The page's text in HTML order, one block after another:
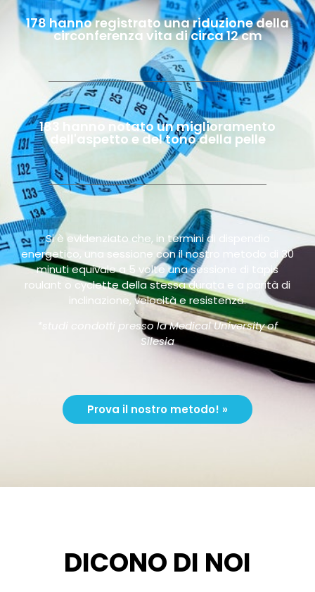
178 hanno registrato una riduzione della
circonferenza vita di circa 12 cm
183 hanno notato un miglioramento
dell'aspetto e del tono della pelle
Si è evidenziato che, in termini di dispendio
energetico, una sessione con il nostro metodo di 30
minuti equivale a 5 volte una sessione di tapis
roulant o cyclette della stessa durata e a parità di
inclinazione, velocità e resistenza.
*studi condotti presso la Medical University of
Silesia
Prova il nostro metodo! »
DICONO DI NOI